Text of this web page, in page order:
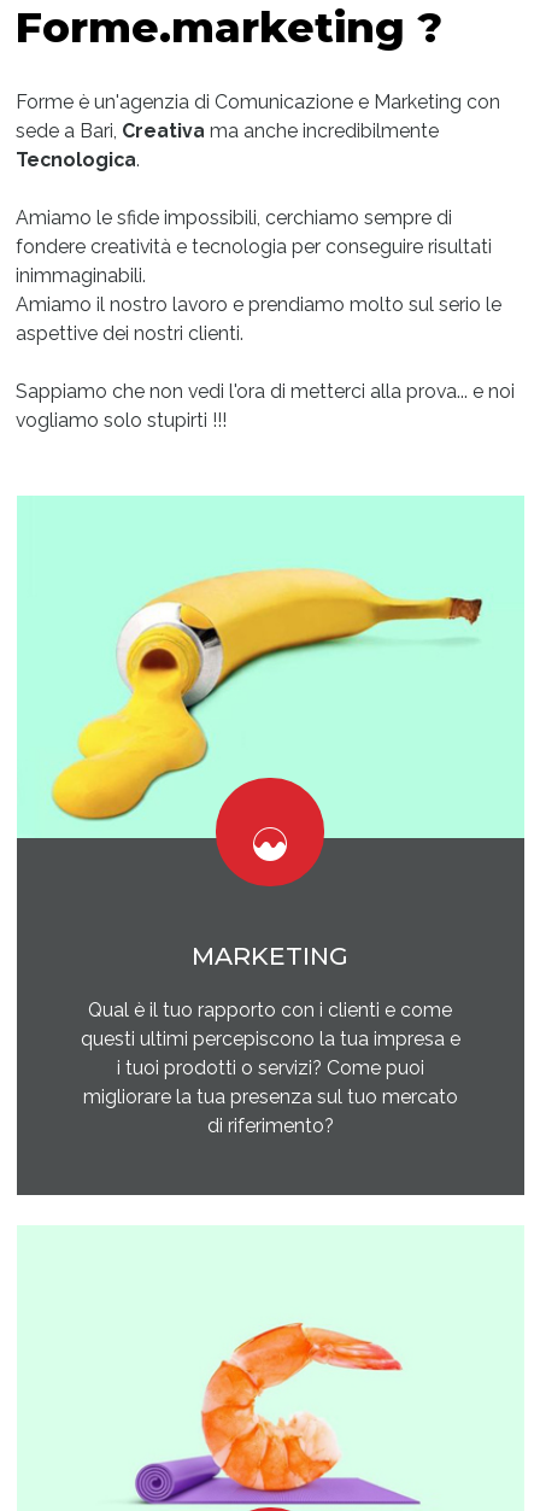
Forme.marketing ?
Forme è un'agenzia di Comunicazione e Marketing con
sede a Bari, Creativa ma anche incredibilmente
Tecnologica.
Amiamo le sfide impossibili, cerchiamo sempre di
fondere creatività e tecnologia per conseguire risultati
inimmaginabili.
Amiamo il nostro lavoro e prendiamo molto sul serio le
aspettive dei nostri clienti.
Sappiamo che non vedi l'ora di metterci alla prova... e noi
vogliamo solo stupirti !!!
MARKETING
Qual è il tuo rapporto con i clienti e come
questi ultimi percepiscono la tua impresa e
i tuoi prodotti o servizi? Come puoi
migliorare la tua presenza sul tuo mercato
di riferimento?